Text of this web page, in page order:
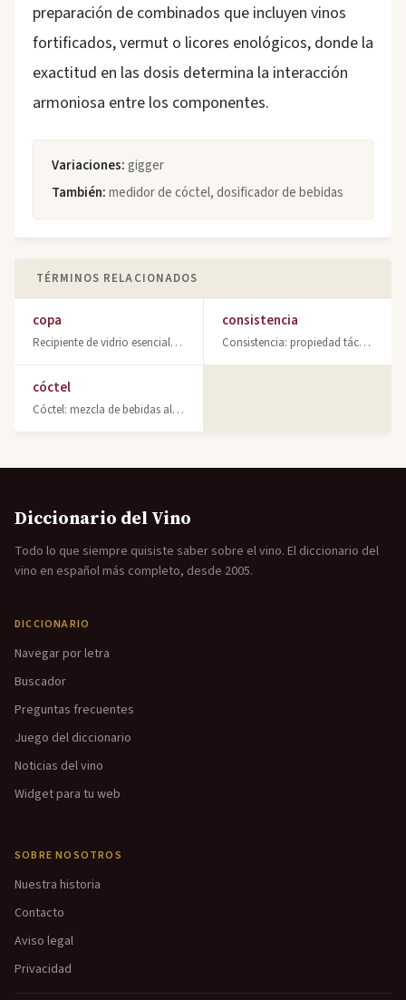
preparación de combinados que incluyen vinos
fortificados, vermut o licores enológicos, donde la
exactitud en las dosis determina la interacción
armoniosa entre los componentes.
Variaciones:gigger
También:medidor de cóctel, dosificador de bebidas
TÉRMINOS RELACIONADOS
copa
Recipiente de vidrio esencial para la cata de vino. Aprende sobre sus formas, ca
consistencia
Consistencia: propiedad táctil que describe textura, cuerpo y densidad del vino
cóctel
Cóctel: mezcla de bebidas alcohólicas, zumos e ingredientes. Descubre cócteles c
Diccionario del Vino
Todo lo que siempre quisiste saber sobre el vino. El diccionario del
vino en español más completo, desde 2005.
DICCIONARIO
Navegar por letra
Buscador
Preguntas frecuentes
Juego del diccionario
Noticias del vino
Widget para tu web
SOBRE NOSOTROS
Nuestra historia
Contacto
Aviso legal
Privacidad